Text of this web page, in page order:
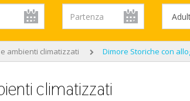
ambienti climatizzati Dimore Storiche con
climatizzati